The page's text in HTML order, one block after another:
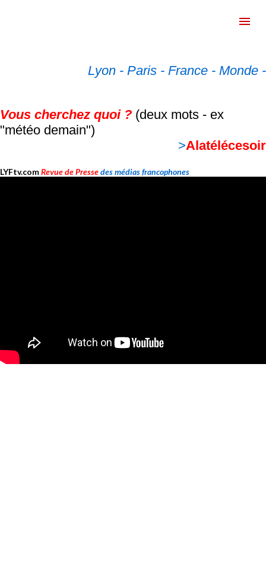
c
l
Lyon - Paris - France - Monde -
Vous cherchez quoi ? (deux mots - ex
"météo demain")
>Alatélécesoir
LYFtv.comRevue de Pressedes médias francophones